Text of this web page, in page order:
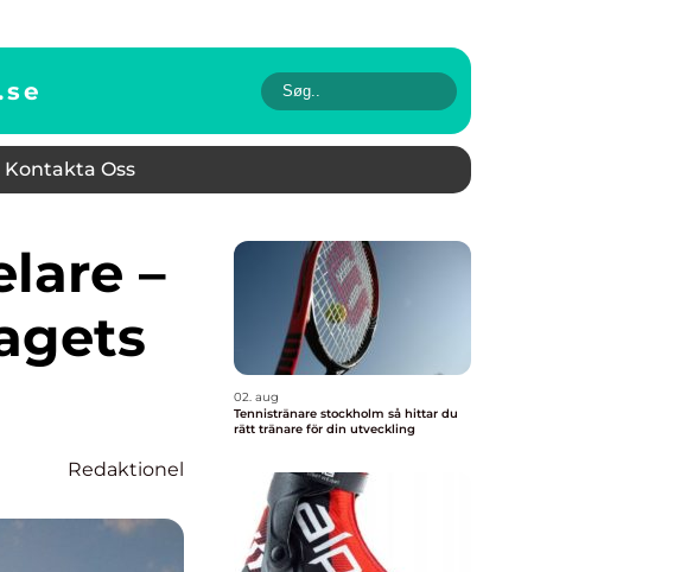
se
Kontakta Oss
Redaktionel
02. aug
Tennistränare stockholm så hittar du
rätt tränare för din utveckling